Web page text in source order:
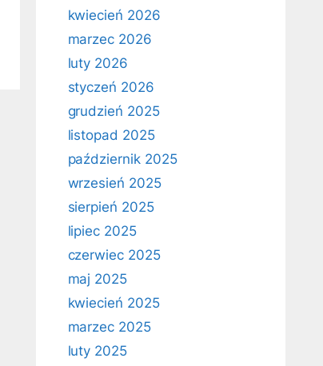
kwiecień 2026
marzec 2026
luty 2026
styczeń 2026
grudzień 2025
listopad 2025
październik 2025
wrzesień 2025
sierpień 2025
lipiec 2025
czerwiec 2025
maj 2025
kwiecień 2025
marzec 2025
luty 2025